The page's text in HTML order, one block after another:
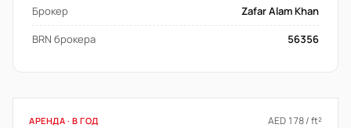
Брокер
Zafar Alam Khan
BRN брокера
56356
АРЕНДА · В ГОД AED 178 / ft²